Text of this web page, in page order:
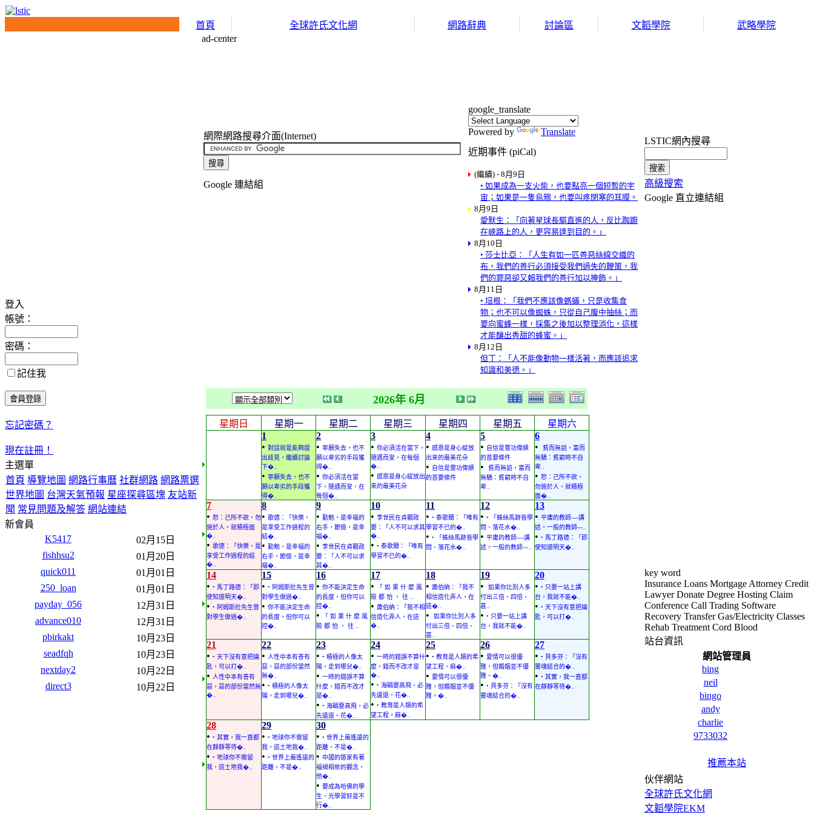
首頁 全球許氏文化網 網路辭典 討論區 文韜學院 武略學院
登入
帳號：
密碼：
記住我
忘記密碼？
現在註冊！
主選單
首頁 導覽地圖 網路行事曆 社群網路 網路票選
世界地圖 台灣天氣預報 星座探尋區塊 友站新
聞 常見問題及解答 網站連結
新會員
K5417
02月15日
fishhsu2
01月20日
quick011
01月01日
250_loan
01月01日
payday_056
12月31日
advance010
12月31日
pbirkakt
10月23日
seadfqh
10月23日
nextday2
10月22日
direct3
10月22日
ad-center
網際網路搜尋介面(Internet)
Google 連結組
google_translate
Powered by
Translate
近期事件 (piCal)
(繼續) - 8月9日
• 如果成為一支火柴，也要點亮一個短暫的宇
宙；如果是一隻烏鴉，也要叫疼閉塞的耳膜。
8月9日
愛默生：「向著星球長驅直進的人，反比踟躕
在峽路上的人，更容易達到目的。」
8月10日
• 莎士比亞：「人生有如一匹善惡絲線交織的
布，我們的善行必須接受我們過失的鞭策，我
們的罪惡卻又賴我們的善行加以掩飾。」
8月11日
• 培根：「我們不應該像螞蟻，只是收集食
物；也不可以像蜘蛛，只從自己腹中抽絲；而
要向蜜蜂一樣，採集之後加以整理消化，這樣
才能釀出香甜的蜂蜜。」
8月12日
但丁：「人不能像動物一樣活著，而應該追求
知識和美德。」
2026年 6月
星期日 星期一 星期二 星期三 星期四 星期五
星期六
1
• 對話就是能夠提
出歧見，繼續討論
下�..
• 寧願失去，也不
願以卑劣的手段獲
得�..
2
• 寧願失去，也不
願以卑劣的手段獲
得�..
• 你必須活在當
下，隨遇而安，在
每個�..
3
• 你必須活在當下，
隨遇而安，在每個
�..
• 感恩是身心綻放出
來的最美花朵
4
• 感恩是身心綻放
出來的最美花朵
• 自信是豐功偉績
的首要條件
5
• 自信是豐功偉績
的首要條件
•
貧而無諂，富而
無驕：貧窮時不自
卑..
6
•
貧而無諂，富而
無驕：貧窮時不自
卑..
• 恕：己所不欲，
勿施於人。就積極
面�..
7
• 恕：己所不欲，勿
施於人。就積極面
�..
• 歌德：「快樂，是
享受工作過程的結
�..
8
• 歌德：「快樂，
是享受工作過程的
結�..
• 勤勉，是幸福的
右手，節儉，是幸
福�..
9
• 勤勉，是幸福的
右手，節儉，是幸
福�..
• 李世民在貞觀政
要：「人不可以求
其�..
10
• 李世民在貞觀政
要：「人不可以求其
�..
• • 泰歌爾：「唯有
學習不已的�..
11
• • 泰歌爾：「唯有
學習不已的�..
• • 「蛛絲馬跡皆學
問、落花水�..
12
• • 「蛛絲馬跡皆學
問、落花水�..
• 平庸的教師----講
述。一般的教師---..
13
• 平庸的教師----講
述。一般的教師---..
• • 馬丁路德：「即
使知道明天�..
14
• • 馬丁路德：「即
使知道明天�..
• • 阿姆斯壯先生曾
對學生做過�..
15
• • 阿姆斯壯先生曾
對學生做過�..
• 你不能決定生命
的長度，但你可以
控�..
16
• 你不能決定生命
的長度，但你可以
控�..
•
「 如 果 什 麼 風
險 都 怕 ， 往 ..
17
•
「 如 果 什 麼 風
險 都 怕 ， 往 ..
• 蕭伯納：「我不相
信造化弄人，在這
�..
18
• 蕭伯納：「我不
相信造化弄人，在
這�..
•
如果你比別人多
付出三倍、四倍、
甚..
19
•
如果你比別人多
付出三倍、四倍、
甚..
• • 只要一站上講
台，我就不能�..
20
• • 只要一站上講
台，我就不能�..
• • 天下沒有意把鑰
匙，可以打�..
21
• • 天下沒有意把鑰
匙，可以打�..
• 人性中本有善有
惡，惡的部份當然無
�..
22
• 人性中本有善有
惡，惡的部份當然
無�..
• • 積極的人像太
陽，走到哪兒�..
23
• • 積極的人像太
陽，走到哪兒�..
• 一時的錯誤不算
什麼，錯而不改才
是�..
• • 海鷗要高飛，必
先遠退。花�..
24
• 一時的錯誤不算什
麼，錯而不改才是
�..
• • 海鷗要高飛，必
先遠退。花�..
• • 教育是人類的希
望工程。麻�..
25
• • 教育是人類的希
望工程。麻�..
• 愛情可以很優
雅，但婚姻並不優
雅。�..
26
• 愛情可以很優
雅，但婚姻並不優
雅。�..
• • 貝多芬：「沒有
靈魂結合的�..
27
• • 貝多芬：「沒有
靈魂結合的�..
• • 其實，我一直都
在靜靜等待�..
28
• • 其實，我一直都
在靜靜等待�..
• • 地球你不需留
我，這土地我�..
29
• • 地球你不需留
我，這土地我�..
• • 世界上最遙遠的
距離，不是�..
30
• • 世界上最遙遠的
距離，不是�..
• 中國的道家有著
福禍相依的觀念，
他�..
• 要成為哈佛的學
生，光學習好是不
行�..
LSTIC網內搜尋
高級搜索
Google 直立連結組
key word
Insurance Loans Mortgage Attorney Credit
Lawyer Donate Degree Hosting Claim
Conference Call Trading Software
Recovery Transfer Gas/Electricity Classes
Rehab Treatment Cord Blood
站台資訊
網站管理員
bing
neil
bingo
andy
charlie
9733032
推薦本站
伙伴網站
全球許氏文化網
文韜學院EKM